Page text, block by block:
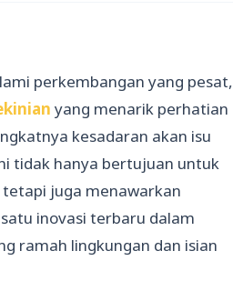
perkembangan yang pesat,
yang menarik perhatian
kesadaran akan isu
tidak hanya bertujuan untuk
juga menawarkan
inovasi terbaru dalam
ramah lingkungan dan isian